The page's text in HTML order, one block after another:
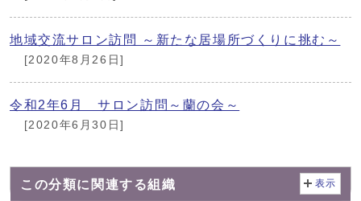
地域交流サロン訪問 ～新たな居場所づくりに挑む～
[2020年8月26日]
令和2年6月 サロン訪問～蘭の会～
[2020年6月30日]
この分類に関連する組織 表示